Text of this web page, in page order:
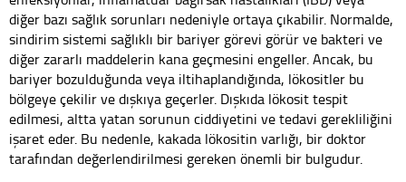
diğer bazı sağlık sorunları nedeniyle ortaya çıkabilir. Normalde,
sindirim sistemi sağlıklı bir bariyer görevi görür ve bakteri ve
diğer zararlı maddelerin kana geçmesini engeller. Ancak, bu
bariyer bozulduğunda veya iltihaplandığında, lökositler bu
bölgeye çekilir ve dışkıya geçerler. Dışkıda lökosit tespit
edilmesi, altta yatan sorunun ciddiyetini ve tedavi gerekliliğini
işaret eder. Bu nedenle, kakada lökositin varlığı, bir doktor
tarafından değerlendirilmesi gereken önemli bir bulgudur.